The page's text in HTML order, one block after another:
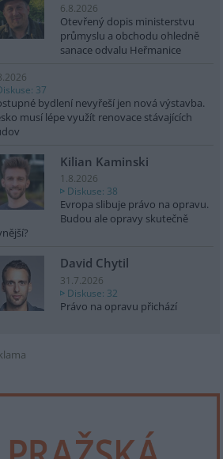
6.8.2026
Otevřený dopis ministerstvu
průmyslu a obchodu ohledně
sanace odvalu Heřmanice
37
bydlení nevyřeší jen nová výstavba.
musí lépe využít renovace stávajících
Kilian Kaminski
1.8.2026
Diskuse: 38
Evropa slibuje právo na opravu.
Budou ale opravy skutečně
David Chytil
31.7.2026
Diskuse: 32
Právo na opravu přichází